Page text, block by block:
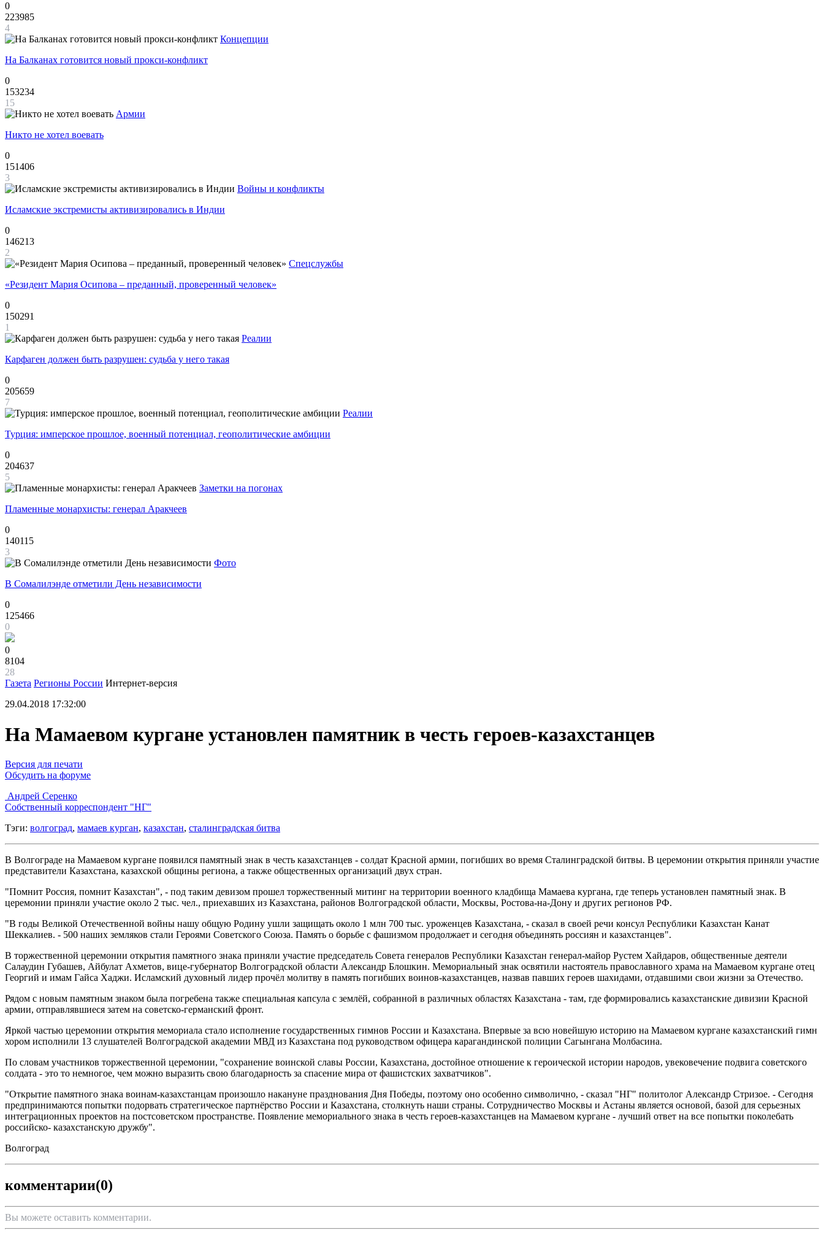
0
223985
4
Концепции
На Балканах готовится новый прокси-конфликт
0
153234
15
Армии
Никто не хотел воевать
0
151406
3
Войны и конфликты
Исламские экстремисты активизировались в Индии
0
146213
2
Спецслужбы
«Резидент Мария Осипова – преданный, проверенный человек»
0
150291
1
Реалии
Карфаген должен быть разрушен: судьба у него такая
0
205659
7
Реалии
Турция: имперское прошлое, военный потенциал, геополитические амбиции
0
204637
5
Заметки на погонах
Пламенные монархисты: генерал Аракчеев
0
140115
3
Фото
В Сомалилэнде отметили День независимости
0
125466
0
0
8104
28
Газета Регионы России Интернет-версия
29.04.2018 17:32:00
На Мамаевом кургане установлен памятник в честь героев-казахстанцев
Версия для печати
Обсудить на форуме
Андрей Серенко
Собственный корреспондент "НГ"
Тэги: волгоград, мамаев курган, казахстан, сталинградская битва
В Волгограде на Мамаевом кургане появился памятный знак в честь казахстанцев - солдат Красной армии, погибших во время Сталинградской битвы. В церемонии открытия приняли участие
представители Казахстана, казахской общины региона, а также общественных организаций двух стран.
"Помнит Россия, помнит Казахстан", - под таким девизом прошел торжественный митинг на территории военного кладбища Мамаева кургана, где теперь установлен памятный знак. В
церемонии приняли участие около 2 тыс. чел., приехавших из Казахстана, районов Волгоградской области, Москвы, Ростова-на-Дону и других регионов РФ.
"В годы Великой Отечественной войны нашу общую Родину ушли защищать около 1 млн 700 тыс. уроженцев Казахстана, - сказал в своей речи консул Республики Казахстан Канат
Шеккалиев. - 500 наших земляков стали Героями Советского Союза. Память о борьбе с фашизмом продолжает и сегодня объединять россиян и казахстанцев".
В торжественной церемонии открытия памятного знака приняли участие председатель Совета генералов Республики Казахстан генерал-майор Рустем Хайдаров, общественные деятели
Салаудин Губашев, Айбулат Ахметов, вице-губернатор Волгоградской области Александр Блошкин. Мемориальный знак освятили настоятель православного храма на Мамаевом кургане отец
Георгий и имам Гайса Хаджи. Исламский духовный лидер прочёл молитву в память погибших воинов-казахстанцев, назвав павших героев шахидами, отдавшими свои жизни за Отечество.
Рядом с новым памятным знаком была погребена также специальная капсула с землёй, собранной в различных областях Казахстана - там, где формировались казахстанские дивизии Красной
армии, отправлявшиеся затем на советско-германский фронт.
Яркой частью церемонии открытия мемориала стало исполнение государственных гимнов России и Казахстана. Впервые за всю новейшую историю на Мамаевом кургане казахстанский гимн
хором исполнили 13 слушателей Волгоградской академии МВД из Казахстана под руководством офицера карагандинской полиции Сагынгана Молбасина.
По словам участников торжественной церемонии, "сохранение воинской славы России, Казахстана, достойное отношение к героической истории народов, увековечение подвига советского
солдата - это то немногое, чем можно выразить свою благодарность за спасение мира от фашистских захватчиков".
"Открытие памятного знака воинам-казахстанцам произошло накануне празднования Дня Победы, поэтому оно особенно символично, - сказал "НГ" политолог Александр Стризое. - Сегодня
предпринимаются попытки подорвать стратегическое партнёрство России и Казахстана, столкнуть наши страны. Сотрудничество Москвы и Астаны является основой, базой для серьезных
интеграционных проектов на постсоветском пространстве. Появление мемориального знака в честь героев-казахстанцев на Мамаевом кургане - лучший ответ на все попытки поколебать
российско- казахстанскую дружбу".
Волгоград
комментарии(0)
Вы можете оставить комментарии.